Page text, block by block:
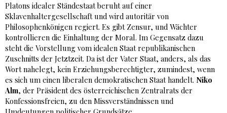
Platons idealer Ständestaat beruht auf einer
Sklavenhaltergesellschaft und wird autoritär von
Philosophenkönigen regiert. Es gibt Zensur, und Wächter
kontrollieren die Einhaltung der Moral. Im Gegensatz dazu
steht die Vorstellung vom idealen Staat republikanischen
Zuschnitts der Jetztzeit. Da ist der Vater Staat, anders, als das
Wort nahelegt, kein Erziehungsberechtigter, zumindest, wenn
es sich um einen liberalen demokratischen Staat handelt. Niko
Alm, der Präsident des österreichischen Zentralrats der
Konfessionsfreien, zu den Missverständnissen und